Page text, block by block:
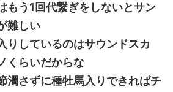
もう1回代繋ぎをしないとサン
難しい
りしているのはサウンドスカ
くらいだからな
濁さずに種牡馬入りできればチ